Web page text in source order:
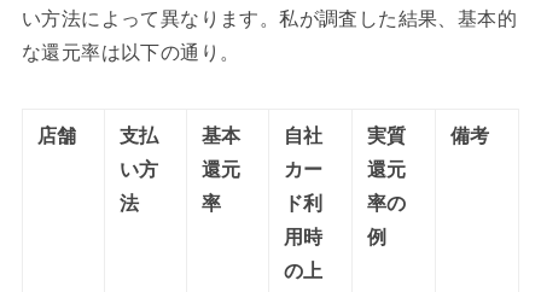
い方法によって異なります。私が調査した結果、基本的
な還元率は以下の通り。
店舗
支払
い方
法
基本
還元
率
自社
カー
ド利
用時
の上
実質
還元
率の
例
備考